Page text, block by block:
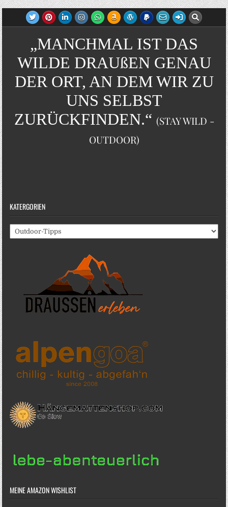
„MANCHMAL IST DAS
WILDE DRAUßEN GENAU
DER ORT, AN DEM WIR ZU
UNS SELBST
ZURÜCKFINDEN.“ (STAY WILD -
OUTDOOR)
KATERGORIEN
Katergorien
MEINE AMAZON WISHLIST